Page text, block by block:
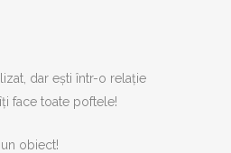
dar ești într-o relație
face toate poftele!
obiect!